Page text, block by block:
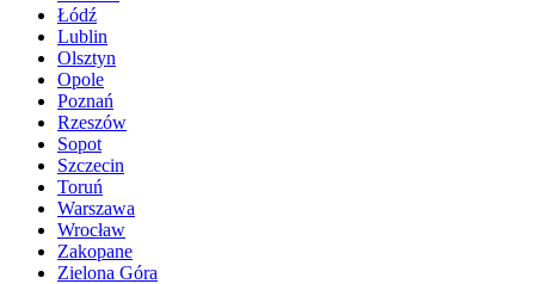
Łódź
Lublin
Olsztyn
Opole
Poznań
Rzeszów
Sopot
Szczecin
Toruń
Warszawa
Wrocław
Zakopane
Zielona Góra